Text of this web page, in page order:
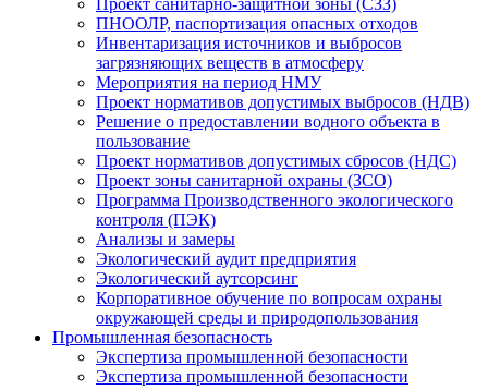
Проект санитарно-защитной зоны (СЗЗ)
ПНООЛР, паспортизация опасных отходов
Инвентаризация источников и выбросов
загрязняющих веществ в атмосферу
Мероприятия на период НМУ
Проект нормативов допустимых выбросов (НДВ)
Решение о предоставлении водного объекта в
пользование
Проект нормативов допустимых сбросов (НДС)
Проект зоны санитарной охраны (ЗСО)
Программа Производственного экологического
контроля (ПЭК)
Анализы и замеры
Экологический аудит предприятия
Экологический аутсорсинг
Корпоративное обучение по вопросам охраны
окружающей среды и природопользования
Промышленная безопасность
Экспертиза промышленной безопасности
Экспертиза промышленной безопасности